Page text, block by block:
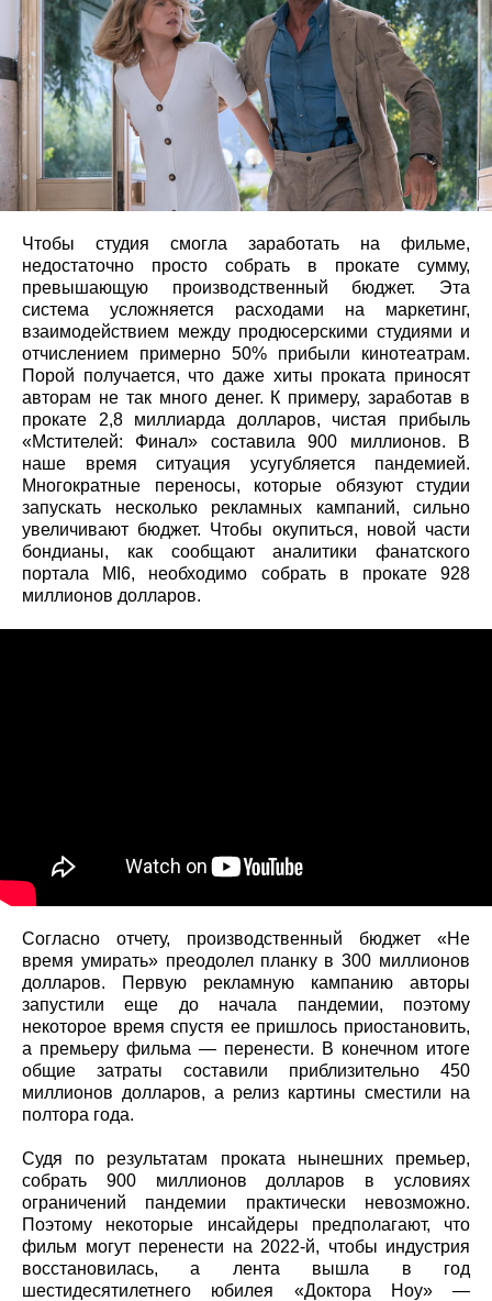
Чтобы студия смогла заработать на фильме,
недостаточно просто собрать в прокате сумму,
превышающую производственный бюджет. Эта
система усложняется расходами на маркетинг,
взаимодействием между продюсерскими студиями и
отчислением примерно 50% прибыли кинотеатрам.
Порой получается, что даже хиты проката приносят
авторам не так много денег. К примеру, заработав в
прокате 2,8 миллиарда долларов, чистая прибыль
«Мстителей: Финал» составила 900 миллионов. В
наше время ситуация усугубляется пандемией.
Многократные переносы, которые обязуют студии
запускать несколько рекламных кампаний, сильно
увеличивают бюджет. Чтобы окупиться, новой части
бондианы, как сообщают аналитики фанатского
портала MI6, необходимо собрать в прокате 928
миллионов долларов.
Согласно отчету, производственный бюджет «Не
время умирать» преодолел планку в 300 миллионов
долларов. Первую рекламную кампанию авторы
запустили еще до начала пандемии, поэтому
некоторое время спустя ее пришлось приостановить,
а премьеру фильма — перенести. В конечном итоге
общие затраты составили приблизительно 450
миллионов долларов, а релиз картины сместили на
полтора года.
Судя по результатам проката нынешних премьер,
собрать 900 миллионов долларов в условиях
ограничений пандемии практически невозможно.
Поэтому некоторые инсайдеры предполагают, что
фильм могут перенести на 2022-й, чтобы индустрия
восстановилась, а лента вышла в год
шестидесятилетнего юбилея «Доктора Ноу» —